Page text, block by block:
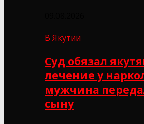
В Якутии
Суд обязал
лечение у
мужчина
сыну